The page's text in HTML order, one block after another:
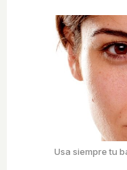
Usa siempre tu